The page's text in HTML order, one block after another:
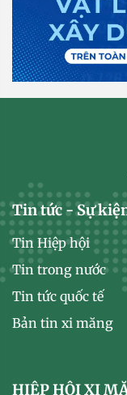
Tin tức - Sự
Tin Hiệp hội
Tin trong nước
Tin tức quốc tế
Bản tin xi măng
HIỆP HỘI XI